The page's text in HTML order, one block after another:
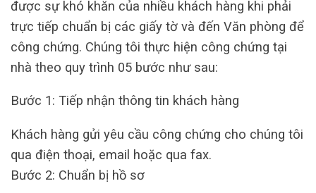
được sự khó khăn của nhiều khách hàng khi phải
trực tiếp chuẩn bị các giấy tờ và đến Văn phòng để
công chứng. Chúng tôi thực hiện công chứng tại
nhà theo quy trình 05 bước như sau:
Bước 1: Tiếp nhận thông tin khách hàng
Khách hàng gửi yêu cầu công chứng cho chúng tôi
qua điện thoại, email hoặc qua fax.
Bước 2: Chuẩn bị hồ sơ